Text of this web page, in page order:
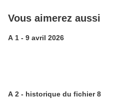
Vous aimerez aussi
A 1 - 9 avril 2026
A 2 - historique du fichier 8